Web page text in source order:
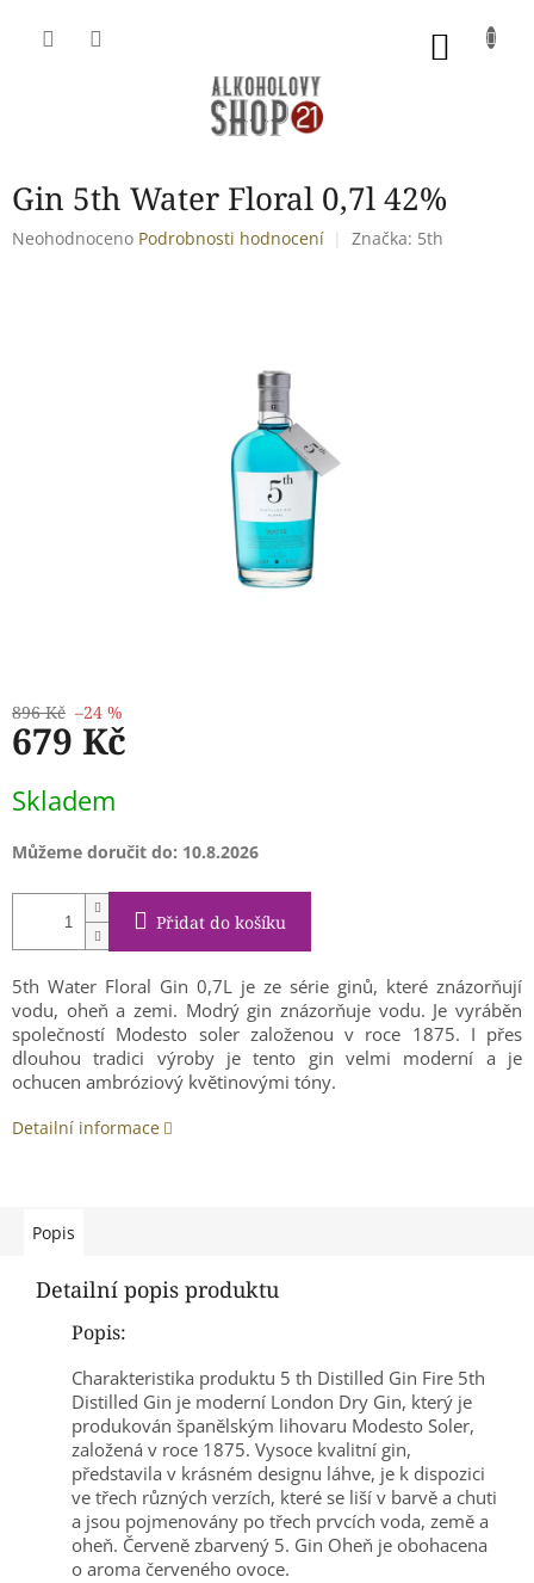
Gin 5th Water Floral 0,7l 42%
Průměrné
Neohodnoceno Podrobnosti hodnocení Značka: 5th
896 Kč –24 %
679 Kč
cena:
Skladem
Můžeme doručit do: 10.8.2026
Přidat do košíku
5th Water Floral Gin 0,7L je ze série ginů, které znázorňují
vodu, oheň a zemi. Modrý gin znázorňuje vodu. Je vyráběn
společností Modesto soler založenou v roce 1875. I přes
dlouhou tradici výroby je tento gin velmi moderní a je
ochucen ambróziový květinovými tóny.
Detailní informace
Popis
Detailní popis produktu
Popis:
Charakteristika produktu 5 th Distilled Gin Fire 5th
Distilled Gin je moderní London Dry Gin, který je
produkován španělským lihovaru Modesto Soler,
založená v roce 1875. Vysoce kvalitní gin,
představila v krásném designu láhve, je k dispozici
ve třech různých verzích, které se liší v barvě a chuti
a jsou pojmenovány po třech prvcích voda, země a
oheň. Červeně zbarvený 5. Gin Oheň je obohacena
o aroma červeného ovoce.